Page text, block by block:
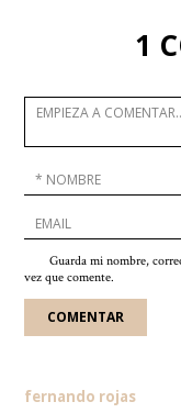
1
Guarda mi nombre,
vez que comente.
fernando rojas